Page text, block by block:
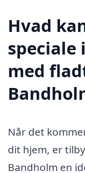
Hvad
med
Når det
dit hjem, er
Bandholm en